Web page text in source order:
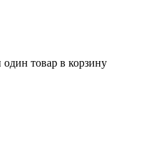
товар в корзину